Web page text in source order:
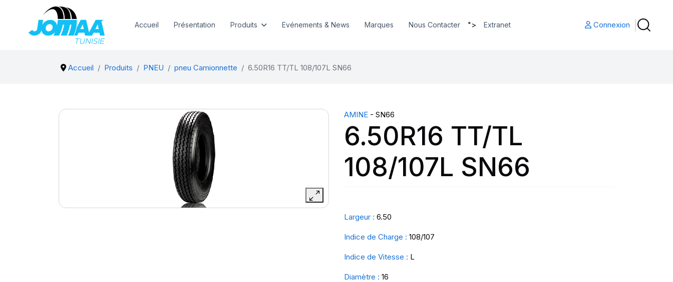
Accueil Présentation Produits Evénements & News Marques Nous Contacter "> Extranet Connexion
Accueil Produits PNEU pneu Camionnette 6.50R16 TT/TL 108/107L SN66
AMINE - SN66
6.50R16 TT/TL
108/107L SN66
Largeur : 6.50
Indice de Charge : 108/107
Indice de Vitesse : L
Diamètre : 16